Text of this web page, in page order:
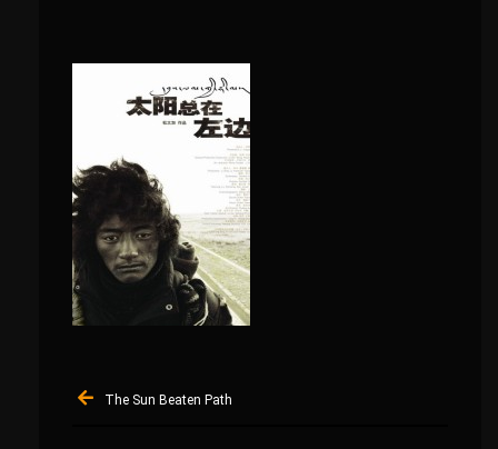
de
The Sun Beaten Path